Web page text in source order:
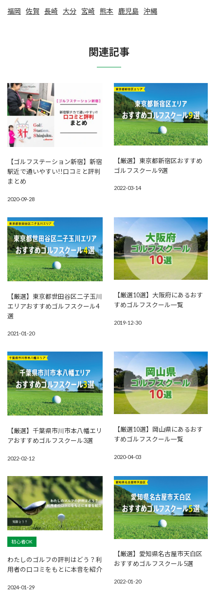
福岡
佐賀 ⻑崎 大分 宮崎 熊本 鹿児島 沖縄
関連記事
【ゴルフステーション新宿】新宿
駅近で通いやすい!!口コミと評判
まとめ
2020-09-28
【厳選】東京都新宿区おすすめ
ゴルフスクール9選
2022-03-14
【厳選】東京都世田谷区二子玉川
エリアおすすめゴルフスクール4
選
2021-01-20
【厳選10選】大阪府にあるおす
すめゴルフスクール一覧
2019-12-30
【厳選】千葉県市川市本八幡エリ
アおすすめゴルフスクール3選
2022-02-12
【厳選10選】岡山県にあるおす
すめゴルフスクール一覧
2020-04-03
初心者OK
わたしのゴルフの評判はどう？利
用者の口コミをもとに本音を紹介
2024-01-29
【厳選】愛知県名古屋市天白区
おすすめゴルフスクール5選
2022-01-20